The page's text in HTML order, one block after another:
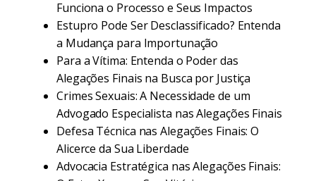
Funciona o Processo e Seus Impactos
Estupro Pode Ser Desclassificado? Entenda
a Mudança para Importunação
Para a Vítima: Entenda o Poder das
Alegações Finais na Busca por Justiça
Crimes Sexuais: A Necessidade de um
Advogado Especialista nas Alegações Finais
Defesa Técnica nas Alegações Finais: O
Alicerce da Sua Liberdade
Advocacia Estratégica nas Alegações Finais: